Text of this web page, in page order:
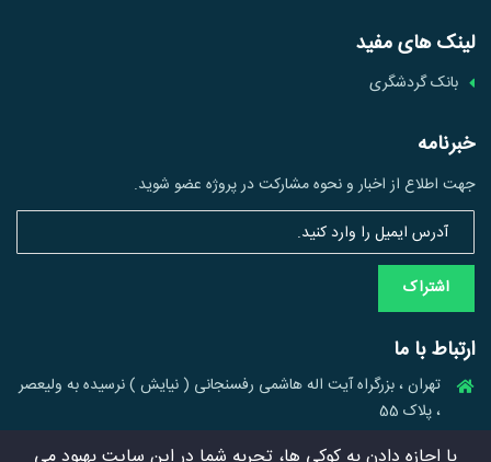
لینک های مفید
بانک گردشگری
خبرنامه
جهت اطلاع از اخبار و نحوه مشارکت در پروژه عضو شوید.
اشتراک
ارتباط با ما
تهران ، بزرگراه آیت اله هاشمی رفسنجانی ( نیایش ) نرسیده به ولیعصر
، پلاک 55
88196210 021 , 88196256 021 , 88886908 021